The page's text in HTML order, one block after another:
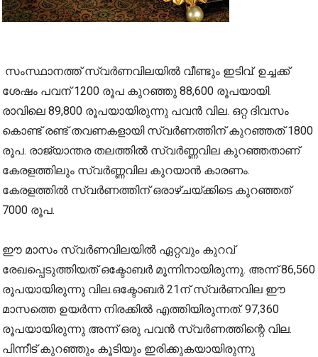
സംസ്ഥാനത്ത് സ്വർണവിലയിൽ വീണ്ടും ഇടിവ്. ഉച്ചക്ക്
ശേഷം പവന് 1200 രൂപ കുറഞ്ഞു 88,600 രൂപയായി.
രാവിലെ 89,800 രൂപയായിരുന്നു പവൻ വില. ഒറ്റ ദിവസം
കൊണ്ട് രണ്ട് തവണകളായി സ്വർണത്തിന് കുറഞ്ഞത് 1800
രൂപ. രാജ്യാന്തര തലത്തിൽ സ്വർണ്ണവില കുറഞ്ഞതാണ്
കേരളത്തിലും സ്വർണ്ണവില കുറയാൻ കാരണം.
കേരളത്തിൽ സ്വർണത്തിന് ഒരാഴ്ചയ്ക്കിടെ കുറഞ്ഞത്
7000 രൂപ.
ഈ മാസം സ്വർണവിലയിൽ ഏറ്റവും കുറവ്
രേഖപ്പെടുത്തിയത് ഒക്ടോബർ മൂന്നിനായിരുന്നു. അന്ന് 86,560
രൂപയായിരുന്നു വില.ഒക്ടോബർ 21ന് സ്വർണവില ഈ
മാസത്തെ ഉയർന്ന നിരക്കിൽ എത്തിയിരുന്നത്. 97,360
രൂപയായിരുന്നു അന്ന് ഒരു പവൻ സ്വർണത്തിന്റെ വില.
പിന്നീട് കുറഞ്ഞും കൂടിയും ഇരിക്കുകയായിരുന്നു